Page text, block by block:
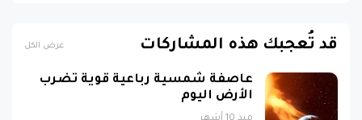
قد تُعجبك هذه المشاركات عرض الكل
عاصفة شمسية رباعية قوية تضرب
الأرض اليوم